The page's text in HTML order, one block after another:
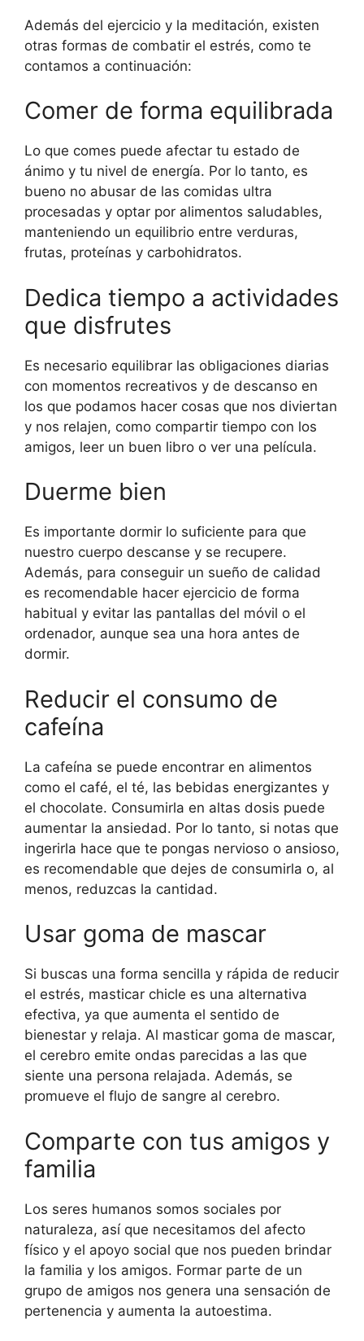
Además del ejercicio y la meditación, existen
otras formas de combatir el estrés, como te
contamos a continuación:
Comer de forma equilibrada
Lo que comes puede afectar tu estado de
ánimo y tu nivel de energía. Por lo tanto, es
bueno no abusar de las comidas ultra
procesadas y optar por alimentos saludables,
manteniendo un equilibrio entre verduras,
frutas, proteínas y carbohidratos.
Dedica tiempo a actividades
que disfrutes
Es necesario equilibrar las obligaciones diarias
con momentos recreativos y de descanso en
los que podamos hacer cosas que nos diviertan
y nos relajen, como compartir tiempo con los
amigos, leer un buen libro o ver una película.
Duerme bien
Es importante dormir lo suficiente para que
nuestro cuerpo descanse y se recupere.
Además, para conseguir un sueño de calidad
es recomendable hacer ejercicio de forma
habitual y evitar las pantallas del móvil o el
ordenador, aunque sea una hora antes de
dormir.
Reducir el consumo de
cafeína
La cafeína se puede encontrar en alimentos
como el café, el té, las bebidas energizantes y
el chocolate. Consumirla en altas dosis puede
aumentar la ansiedad. Por lo tanto, si notas que
ingerirla hace que te pongas nervioso o ansioso,
es recomendable que dejes de consumirla o, al
menos, reduzcas la cantidad.
Usar goma de mascar
Si buscas una forma sencilla y rápida de reducir
el estrés, masticar chicle es una alternativa
efectiva, ya que aumenta el sentido de
bienestar y relaja. Al masticar goma de mascar,
el cerebro emite ondas parecidas a las que
siente una persona relajada. Además, se
promueve el flujo de sangre al cerebro.
Comparte con tus amigos y
familia
Los seres humanos somos sociales por
naturaleza, así que necesitamos del afecto
físico y el apoyo social que nos pueden brindar
la familia y los amigos. Formar parte de un
grupo de amigos nos genera una sensación de
pertenencia y aumenta la autoestima.